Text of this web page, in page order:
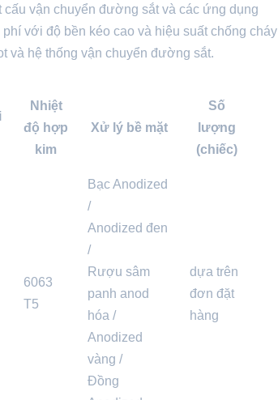
vận chuyển đường sắt và các ứng dụng
với độ bền kéo cao và hiệu suất chống cháy
và hệ thống vận chuyển đường sắt.
Nhiệt
độ hợp
kim
Xử lý bề mặt
Số
lượng
(chiếc)
6063
T5
Bạc Anodized
/
Anodized đen
/
Rượu sâm
panh anod
hóa /
Anodized
vàng /
Đồng
dựa trên
đơn đặt
hàng